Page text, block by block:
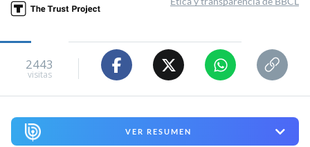
2443
visitas
VER RESUMEN